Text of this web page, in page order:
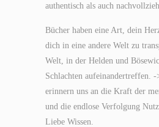
authentisch als auch
Bücher haben eine Art, dein
dich in eine andere Welt zu
Welt, in der Helden und
Schlachten aufeinandertreffen.
erinnern uns an die Kraft der
und die endlose Verfolgung
Liebe Wissen.